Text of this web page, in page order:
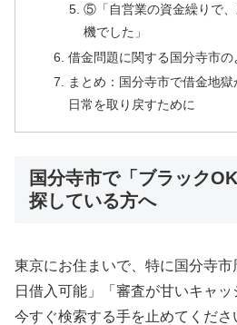
⑤「自営業の資金繰りで
機でした」
借金問題に関する国分寺市の
まとめ：国分寺市で借金地
日常を取り戻すために
国分寺市で「ブラック
探している方へ
東京にお住まいで、特に国分寺
日借入可能」「審査が甘いキャッ
今すぐ検索する手を止めてくださ